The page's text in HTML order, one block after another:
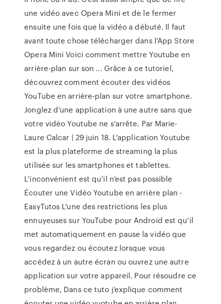
une vidéo avec Opera Mini et de le fermer
ensuite une fois que la vidéo a débuté. Il faut
avant toute chose télécharger dans l’App Store
Opera Mini Voici comment mettre Youtube en
arrière-plan sur son ... Grâce à ce tutoriel,
découvrez comment écouter des vidéos
YouTube en arrière-plan sur votre smartphone.
Jonglez d’une application à une autre sans que
votre vidéo Youtube ne s’arrête. Par Marie-
Laure Calcar | 29 juin 18. L’application Youtube
est la plus plateforme de streaming la plus
utilisée sur les smartphones et tablettes.
L’inconvénient est qu’il n’est pas possible
Écouter une Vidéo Youtube en arrière plan -
EasyTutos L’une des restrictions les plus
ennuyeuses sur YouTube pour Android est qu’il
met automatiquement en pause la vidéo que
vous regardez ou écoutez lorsque vous
accédez à un autre écran ou ouvrez une autre
application sur votre appareil. Pour résoudre ce
problème, Dans ce tuto j’explique comment